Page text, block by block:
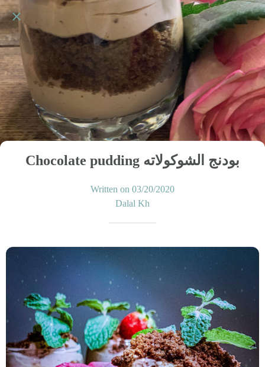
Chocolate pudding بودنج الشوكولاته
Written on 03/20/2020
Dalal Kh